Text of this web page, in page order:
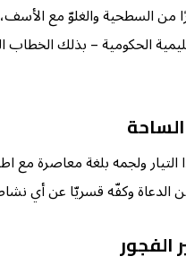
السطحية والغلوّ مع
الحكومية – بذلك الخطاب
ولجمه بلغة معاصرة مع
الدعاة وكفّه قسريّا عن أي
الفجور